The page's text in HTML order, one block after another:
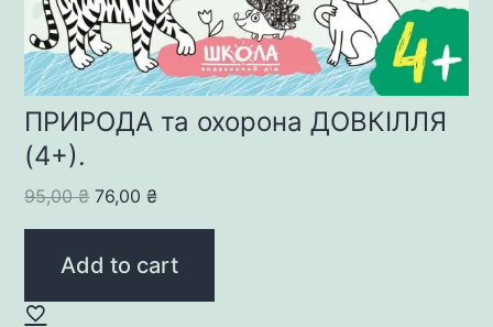
ПРИРОДА та охорона ДОВКІЛЛЯ
(4+).
95,00₴ Original
price
was:
76,00₴Current
price
is:
Add to cart